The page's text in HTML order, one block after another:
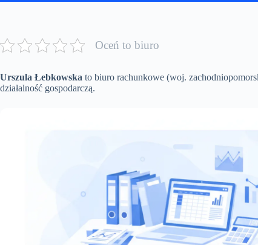
Oceń to biuro
Urszula Łebkowska to biuro rachunkowe (woj.
działalność gospodarczą.